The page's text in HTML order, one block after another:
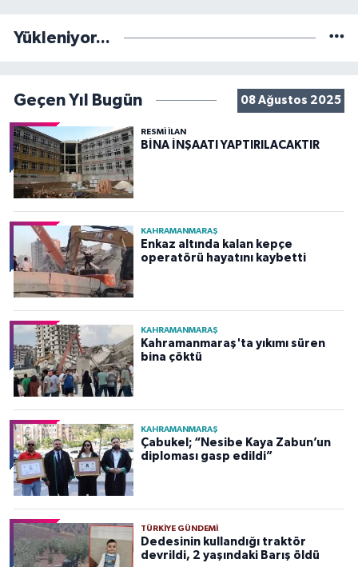
Yükleniyor...
Geçen Yıl Bugün 08 Ağustos 2025
RESMİ İLAN
BİNA İNŞAATI YAPTIRILACAKTIR
KAHRAMANMARAŞ
Enkaz altında kalan kepçe
operatörü hayatını kaybetti
KAHRAMANMARAŞ
Kahramanmaraş'ta yıkımı süren
bina çöktü
KAHRAMANMARAŞ
Çabukel; “Nesibe Kaya Zabun’un
diploması gasp edildi”
TÜRKIYE GÜNDEMI
Dedesinin kullandığı traktör
devrildi, 2 yaşındaki Barış öldü